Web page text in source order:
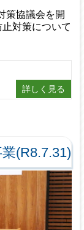
策協議会を開
対策について
詳しく見る
(R8.7.31)